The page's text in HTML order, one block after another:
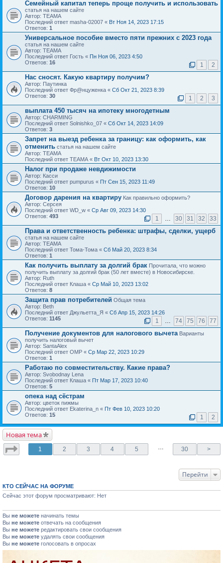
Семейный капитал теперь проще получить и использовать
статья на нашем сайте
Автор: ТЕАМА
Последний ответ masha-02007 « Вт Ноя 14, 2023 17:15
Ответов: 1
Универсальное пособие вместо пяти прежних с 2023 года
статья на нашем сайте
Автор: ТЕАМА
Последний ответ Гость « Пн Ноя 06, 2023 4:50
Ответов: 16 1 2
Нас сносят. Какую квартиру получим?
Автор: Паутинка
Последний ответ Фр@нцуженка « Сб Окт 21, 2023 8:39
Ответов: 30 1 2 3
выплата 450 тысяч на ипотеку многодетным
Автор: CHARMING
Последний ответ Solnishko_07 « Сб Окт 14, 2023 14:09
Ответов: 3
Запрет на выезд ребенка за границу: как оформить, как
отменить статья на нашем сайте
Автор: ТЕАМА
Последний ответ ТЕАМА « Вт Окт 10, 2023 13:30
Налог при продаже невдижимости
Автор: Касси
Последний ответ pumpurus « Пт Сен 15, 2023 11:49
Ответов: 10
Договор дарения на квартиру Как правильно оформить?
Автор: Серсея
Последний ответ WD_w « Ср Авг 09, 2023 14:30
Ответов: 493 1 … 30 31 32 33
Права и ответственность ребенка: штрафы, сделки, ущерб
статья на нашем сайте
Автор: ТЕАМА
Последний ответ Тома-Тома « Сб Май 20, 2023 8:34
Ответов: 1
Как получить выплату за долгий брак Прочитала, что можно
получить выплату за долгий брак (50 лет вместе) в Новосибирске.
Автор: Ruth
Последний ответ Клаша « Ср Май 10, 2023 13:02
Ответов: 8
Защита прав потребителей Общая тема
Автор: Beth
Последний ответ Джульетта_Я « Сб Апр 15, 2023 14:26
Ответов: 1145 1 … 74 75 76 77
Получение документов для налогового вычета Варианты
получить налоговый вычет
Автор: SantaAlex
Последний ответ OMP « Ср Мар 22, 2023 10:29
Ответов: 1
Работаю по совместительству. Какие права?
Автор: Svobodnay Lena
Последний ответ Клаша « Пт Мар 17, 2023 10:40
Ответов: 5
опека над сёстрам
Автор: цветок пижмы
Последний ответ Ekaterina_n « Пт Фев 10, 2023 10:20
Ответов: 15 1 2
Новая тема
1 2 3 4 5 … 30 >
Перейти
КТО СЕЙЧАС НА ФОРУМЕ
Сейчас этот форум просматривают: Нет
Вы не можете начинать темы
Вы не можете отвечать на сообщения
Вы не можете редактировать свои сообщения
Вы не можете удалять свои сообщения
Вы не можете голосовать в опросах